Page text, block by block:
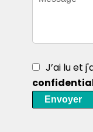
J’ai lu et
Envoyer